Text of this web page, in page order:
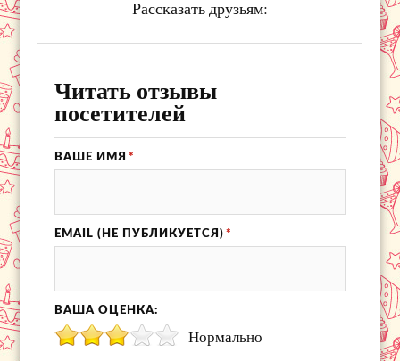
Рассказать друзьям:
Читать отзывы
посетителей
ВАШЕ ИМЯ *
EMAIL (НЕ ПУБЛИКУЕТСЯ) *
ВАША ОЦЕНКА:
Нормально